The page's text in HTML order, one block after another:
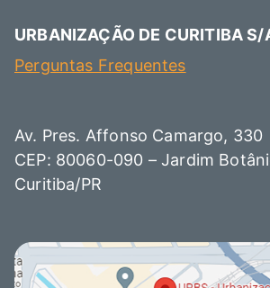
URBANIZAÇÃO DE CURITIBA S/
Perguntas Frequentes
Av. Pres. Affonso Camargo, 330
CEP: 80060-090 – Jardim
Curitiba/PR